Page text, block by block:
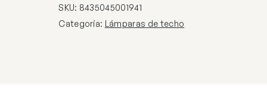
40W
GU-
SKU: 8435045001941
Categoría: Lámparas de techo